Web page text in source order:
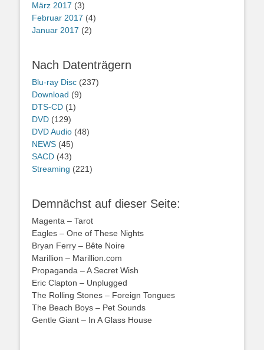
März 2017 (3)
Februar 2017 (4)
Januar 2017 (2)
Nach Datenträgern
Blu-ray Disc (237)
Download (9)
DTS-CD (1)
DVD (129)
DVD Audio (48)
NEWS (45)
SACD (43)
Streaming (221)
Demnächst auf dieser Seite:
Magenta – Tarot
Eagles – One of These Nights
Bryan Ferry – Bête Noire
Marillion – Marillion.com
Propaganda – A Secret Wish
Eric Clapton – Unplugged
The Rolling Stones – Foreign Tongues
The Beach Boys – Pet Sounds
Gentle Giant – In A Glass House